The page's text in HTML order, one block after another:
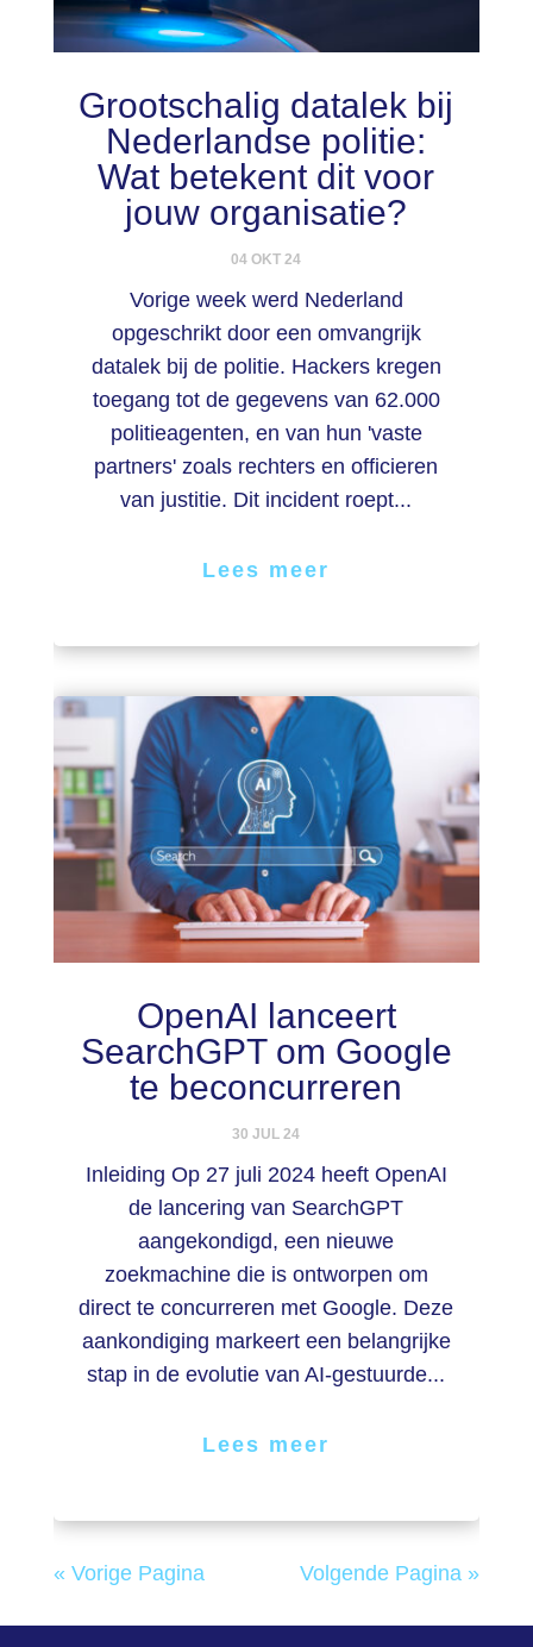
Grootschalig datalek bij
Nederlandse politie:
Wat betekent dit voor
jouw organisatie?
04 OKT 24
Vorige week werd Nederland
opgeschrikt door een omvangrijk
datalek bij de politie. Hackers kregen
toegang tot de gegevens van 62.000
politieagenten, en van hun 'vaste
partners' zoals rechters en officieren
van justitie. Dit incident roept...
Lees meer
OpenAI lanceert
SearchGPT om Google
te beconcurreren
30 JUL 24
Inleiding Op 27 juli 2024 heeft OpenAI
de lancering van SearchGPT
aangekondigd, een nieuwe
zoekmachine die is ontworpen om
direct te concurreren met Google. Deze
aankondiging markeert een belangrijke
stap in de evolutie van AI-gestuurde...
Lees meer
« Vorige Pagina Volgende Pagina »